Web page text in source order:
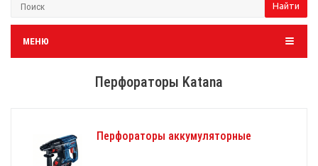
Найти
МЕНЮ
Перфораторы Katana
Перфораторы аккумуляторные